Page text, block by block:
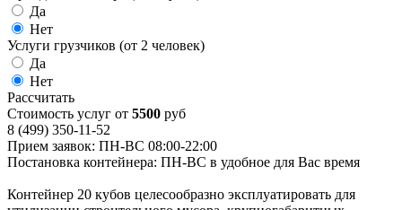
Да
Нет
Услуги грузчиков (от 2 человек)
Да
Нет
Рассчитать
Стоимость услуг от 5500 руб
8 (499) 350-11-52
Прием заявок: ПН-ВС 08:00-22:00
Постановка контейнера: ПН-ВС в удобное для Вас время
Контейнер 20 кубов целесообразно эксплуатировать для